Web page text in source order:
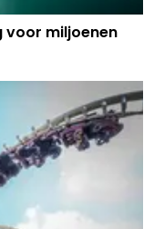
voor miljoenen